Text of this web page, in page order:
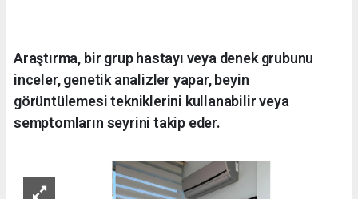
Araştırma, bir grup hastayı veya denek grubunu
inceler, genetik analizler yapar, beyin
görüntülemesi tekniklerini kullanabilir veya
semptomların seyrini takip eder.